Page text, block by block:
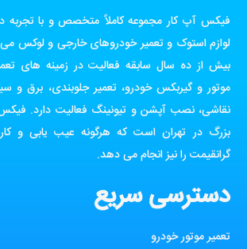
فیکس آپ کار مجموعه کاملاً متخصص و با تجربه
لوازم استوک و تعمیر خودروهای خارجی و لوکس می
بیش از ده سال سابقه فعالیت در زمینه های
موتور و گیربکس خودرو، تعمیر جلوبندی، برق و
نقاشی، نصب آپشن و تیونینگ فعالیت دارد.
بزرگ در تهران است که هرگونه عیب یابی و
گرانقیمت را نیز انجام می دهد.
دسترسی سریع
تعمیر موتور خودرو